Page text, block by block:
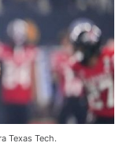
Texas Tech.